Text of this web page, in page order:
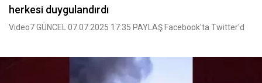
herkesi duygulandırdı
Video7 GÜNCEL 07.07.2025 17:35 PAYLAŞ Facebook'ta Twitter'd